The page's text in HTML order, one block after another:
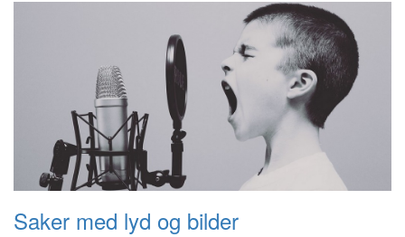
Saker med lyd og bilder